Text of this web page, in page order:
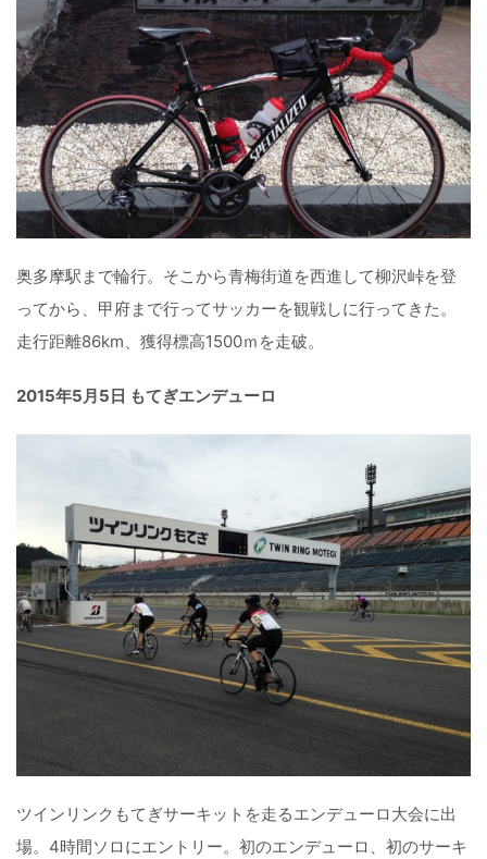
奥多摩駅まで輪行。そこから青梅街道を西進して柳沢峠を登
ってから、甲府まで行ってサッカーを観戦しに行ってきた。
走行距離86km、獲得標高1500ｍを走破。
2015年5月5日 もてぎエンデューロ
ツインリンクもてぎサーキットを走るエンデューロ大会に出
場。4時間ソロにエントリー。初のエンデューロ、初のサーキ